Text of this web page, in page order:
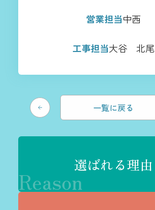
営業担当中西
工事担当大谷 北尾
一覧に戻る
選ばれる理由
Reason